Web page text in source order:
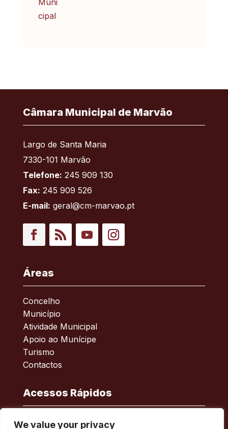
We value your privacy
Câmara Municipal de Marvão
Largo de Santa Maria
7330-101 Marvão
Telefone: 245 909 130
Fax: 245 909 526
E-mail: geral@cm-marvao.pt
Áreas
Concelho
Município
Atividade Municipal
Apoio ao Munícipe
Turismo
Contactos
Acessos Rápidos
Acessibilidade